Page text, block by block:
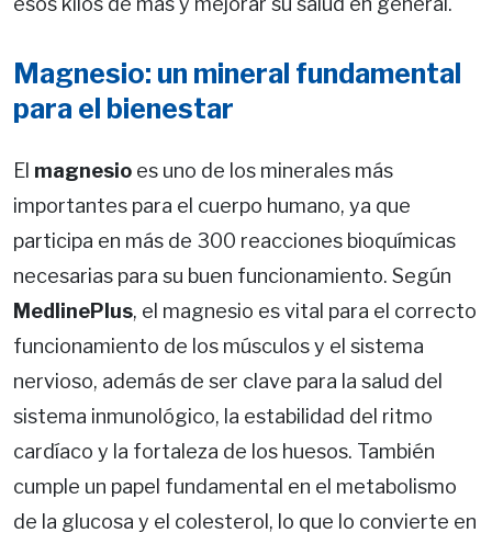
Magnesio: un mineral fundamental
para el bienestar
El magnesio es uno de los minerales más
importantes para el cuerpo humano, ya que
participa en más de 300 reacciones bioquímicas
necesarias para su buen funcionamiento. Según
MedlinePlus, el magnesio es vital para el correcto
funcionamiento de los músculos y el sistema
nervioso, además de ser clave para la salud del
sistema inmunológico, la estabilidad del ritmo
cardíaco y la fortaleza de los huesos. También
cumple un papel fundamental en el metabolismo
de la glucosa y el colesterol, lo que lo convierte en